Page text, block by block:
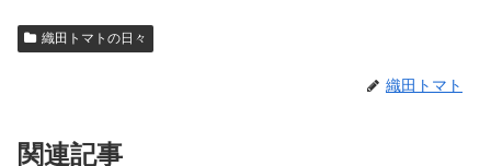
織田トマトの日々
織田トマト
関連記事